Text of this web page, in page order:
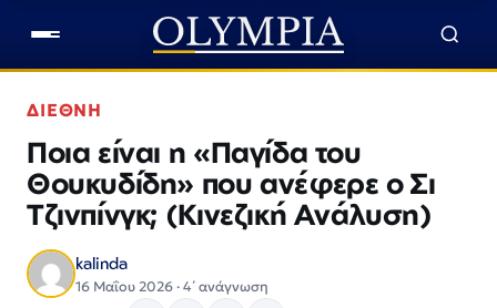
ΔΙΕΘΝΗ
Ποια είναι η «Παγίδα του
Θουκυδίδη» που ανέφερε ο Σι
Τζινπίνγκ; (Κινεζική Ανάλυση)
kalinda
16 Μαΐου 2026 · 4΄ ανάγνωση